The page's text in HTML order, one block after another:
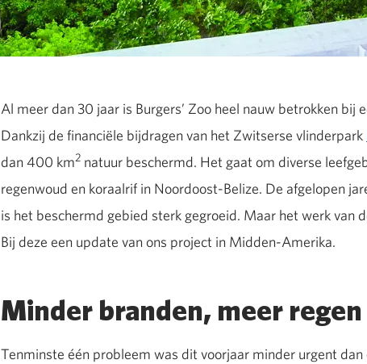
Al meer dan 30 jaar is Burgers’ Zoo heel nauw betrokken bij
Dankzij de financiële bijdragen van het Zwitserse vlinderpark
dan 400 km2 natuur beschermd. Het gaat om diverse
regenwoud en koraalrif in Noordoost-Belize. De afgelopen
is het beschermd gebied sterk gegroeid. Maar het werk van
Bij deze een update van ons project in Midden-Amerika.
Minder branden, meer regen
Tenminste één probleem was dit voorjaar minder urgent